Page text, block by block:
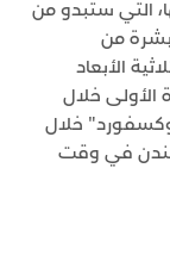
التي ستبدو من
من
الأبعاد
خلال
خلال
لندن في وقت